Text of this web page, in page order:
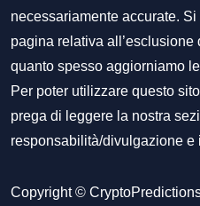
necessariamente accurate.
pagina relativa
quanto spesso aggiorniamo
Per poter utilizzare questo
prega di leggere la nostra
responsabilità/divulgazione e
Copyright ©